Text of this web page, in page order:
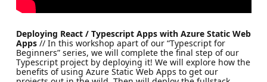
Deploying React / Typescript Apps with Azure Static Web
Apps// In this workshop apart of our “Typescript for
Beginners” series, we will complete the final step of our
Typescript project by deploying it! We will explore how the
benefits of using Azure Static Web Apps to get our